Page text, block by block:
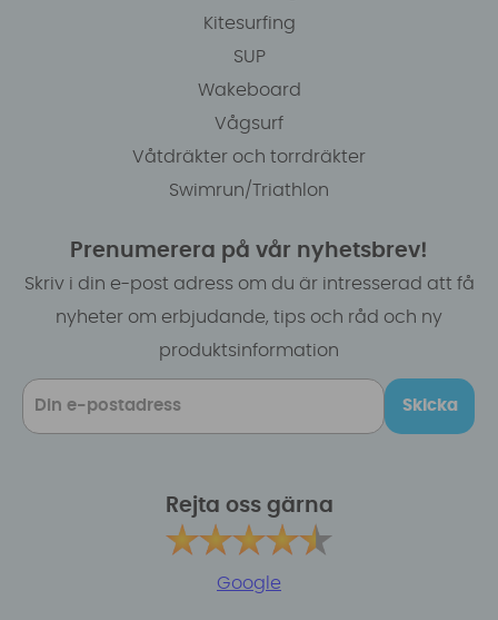
Kitesurfing
SUP
Wakeboard
Vågsurf
Våtdräkter och torrdräkter
Swimrun/Triathlon
Prenumerera på vår nyhetsbrev!
Skriv i din e-post adress om du är intresserad att få
nyheter om erbjudande, tips och råd och ny
produktsinformation
Skicka
Rejta oss gärna
Google